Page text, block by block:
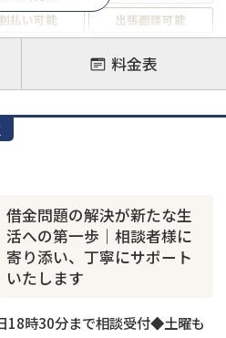
払い可能
出張面談可能
己破産
任意整理
効援用
奨学金
料金表
借金問題の解決が新たな生
活への第一歩｜相談者様に
寄り添い、丁寧にサポート
いたします
時30分まで相談受付◆土曜も